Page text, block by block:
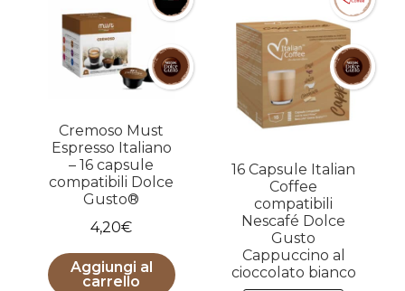
Cremoso Must
Espresso Italiano
– 16 capsule
compatibili Dolce
Gusto®
4,20€
Aggiungi al
carrello
16 Capsule Italian
Coffee
compatibili
Nescafé Dolce
Gusto
Cappuccino al
cioccolato bianco